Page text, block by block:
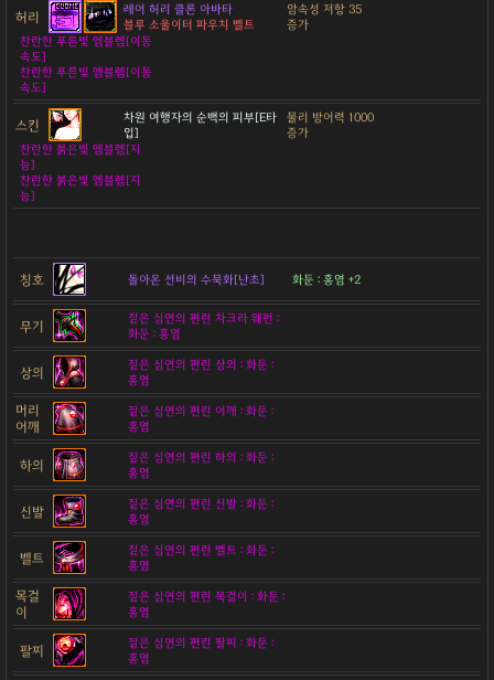
허리
레어 허리 클론 아바타
블루 소울이터 파우치 벨트
암속성 저항 35
증가
찬란한 푸른빛 엠블렘[이동
속도]
찬란한 푸른빛 엠블렘[이동
속도]
스킨
차원 여행자의 순백의 피부[E타
입]
물리 방어력 1000
증가
찬란한 붉은빛 엠블렘[지
능]
찬란한 붉은빛 엠블렘[지
능]
칭호 돌아온 선비의 수묵화[난초] 화둔 : 홍염 +2
무기
짙은 심연의 편린 차크라 웨펀 :
화둔 : 홍염
상의
짙은 심연의 편린 상의 : 화둔 :
홍염
머리
어깨
짙은 심연의 편린 어깨 : 화둔 :
홍염
하의
짙은 심연의 편린 하의 : 화둔 :
홍염
신발
짙은 심연의 편린 신발 : 화둔 :
홍염
벨트
짙은 심연의 편린 벨트 : 화둔 :
홍염
목걸
이
짙은 심연의 편린 목걸이 : 화둔 :
홍염
팔찌
짙은 심연의 편린 팔찌 : 화둔 :
홍염